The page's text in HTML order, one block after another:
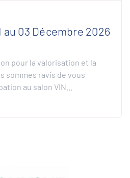
au 03 Décembre 2026
pour la valorisation et la
sommes ravis de vous
au salon VIN…